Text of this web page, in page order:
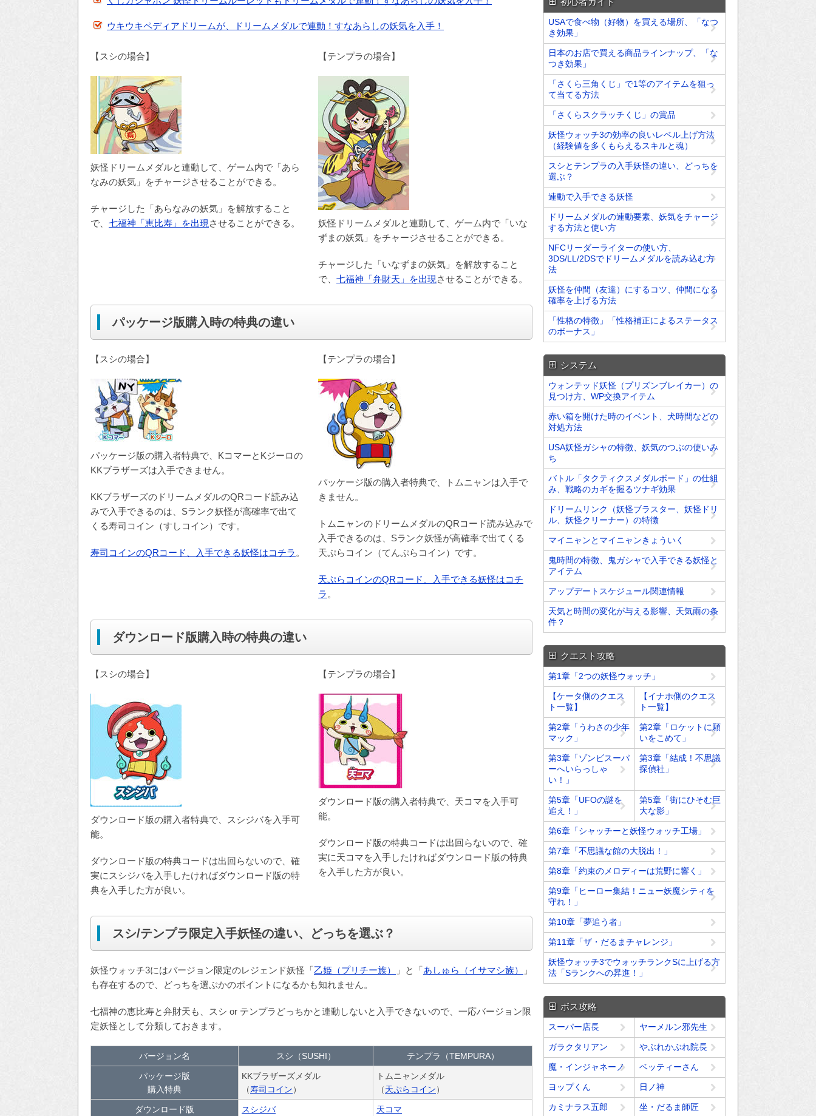
ウキウキペディアドリームが、ドリームメダルで連動！すなあらしの妖気を入手！
【スシの場合】
妖怪ドリームメダルと連動して、ゲーム内で「あら
なみの妖気」をチャージさせることができる。
チャージした「あらなみの妖気」を解放すること
で、 七福神「恵比寿」を出現 させることができる。
【テンプラの場合】
妖怪ドリームメダルと連動して、ゲーム内で「いな
ずまの妖気」をチャージさせることができる。
チャージした「いなずまの妖気」を解放すること
で、 七福神「弁財天」を出現 させることができる。
パッケージ版購入時の特典の違い
【スシの場合】
パッケージ版の購入者特典で、KコマーとKジーロの
KKブラザーズは入手できません。
KKブラザーズのドリームメダルのQRコード読み込
みで入手できるのは、Sランク妖怪が高確率で出て
くる寿司コイン（すしコイン）です。
寿司コインのQRコード、入手できる妖怪はコチラ 。
【テンプラの場合】
パッケージ版の購入者特典で、トムニャンは入手で
きません。
トムニャンのドリームメダルのQRコード読み込みで
入手できるのは、Sランク妖怪が高確率で出てくる
天ぷらコイン（てんぷらコイン）です。
天ぷらコインのQRコード、入手できる妖怪はコチ
ラ 。
ダウンロード版購入時の特典の違い
【スシの場合】
ダウンロード版の購入者特典で、スシジバを入手可
能。
ダウンロード版の特典コードは出回らないので、確
実にスシジバを入手したければダウンロード版の特
典を入手した方が良い。
【テンプラの場合】
ダウンロード版の購入者特典で、天コマを入手可
能。
ダウンロード版の特典コードは出回らないので、確
実に天コマを入手したければダウンロード版の特典
を入手した方が良い。
スシ/テンプラ限定入手妖怪の違い、どっちを選ぶ？
妖怪ウォッチ3にはバージョン限定のレジェンド妖怪「乙姫（プリチー族） 」と「あしゅら（イサマシ族）
」
も存在するので、どっちを選ぶかのポイントになるかも知れません。
七福神の恵比寿と弁財天も、スシ or テンプラどっちかと連動しないと入手できないので、一応バージョン限
定妖怪として分類しておきます。
バージョン名 スシ（SUSHI） テンプラ（TEMPURA）
パッケージ版
購入特典
KKブラザーズメダル
（寿司コイン）
トムニャンメダル
（天ぷらコイン）
ダウンロード版 スシジバ 天コマ
USAで食べ物（好物）を買える場所、「なつ
き効果」
日本のお店で買える商品ラインナップ、「な
つき効果」
「さくら三角くじ」で1等のアイテムを狙っ
て当てる方法
「さくらスクラッチくじ」の賞品
妖怪ウォッチ3の効率の良いレベル上げ方法
（経験値を多くもらえるスキルと魂）
スシとテンプラの入手妖怪の違い、どっちを
選ぶ？
連動で入手できる妖怪
ドリームメダルの連動要素、妖気をチャージ
する方法と使い方
NFCリーダーライターの使い方、
3DS/LL/2DSでドリームメダルを読み込む方
法
妖怪を仲間（友達）にするコツ、仲間になる
確率を上げる方法
「性格の特徴」「性格補正によるステータス
のボーナス」
システム
ウォンテッド妖怪（プリズンブレイカー）の
見つけ方、WP交換アイテム
赤い箱を開けた時のイベント、犬時間などの
対処方法
USA妖怪ガシャの特徴、妖気のつぶの使いみ
ち
バトル「タクティクスメダルボード」の仕組
み、戦略のカギを握るツナギ効果
ドリームリンク（妖怪ブラスター、妖怪ドリ
ル、妖怪クリーナー）の特徴
マイニャンとマイニャンきょういく
鬼時間の特徴、鬼ガシャで入手できる妖怪と
アイテム
アップデートスケジュール関連情報
天気と時間の変化が与える影響、天気雨の条
件？
クエスト攻略
第1章「2つの妖怪ウォッチ」
【ケータ側のクエス
ト一覧】
【イナホ側のクエス
ト一覧】
第2章「うわさの少年
マック」
第2章「ロケットに願
いをこめて」
第3章「ゾンビスーパ
ーへいらっしゃ
い！」
第3章「結成！不思議
探偵社」
第5章「UFOの謎を
追え！」
第5章「街にひそむ巨
大な影」
第6章「シャッチーと妖怪ウォッチ工場」
第7章「不思議な館の大脱出！」
第8章「約束のメロディーは荒野に響く」
第9章「ヒーロー集結！ニュー妖魔シティを
守れ！」
第10章「夢追う者」
第11章「ザ・だるまチャレンジ」
妖怪ウォッチ3でウォッチランクSに上げる方
法「Sランクへの昇進！」
ボス攻略
スーパー店長 ヤーメルン邪先生
ガラクタリアン やぶれかぶれ院長
魔・インジャネーノ ベッティーさん
ヨップくん 日ノ神
カミナラス五郎 坐・だるま師匠